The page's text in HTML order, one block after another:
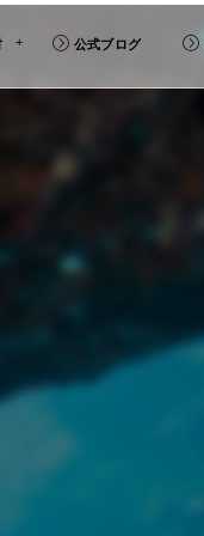
公式ブログ